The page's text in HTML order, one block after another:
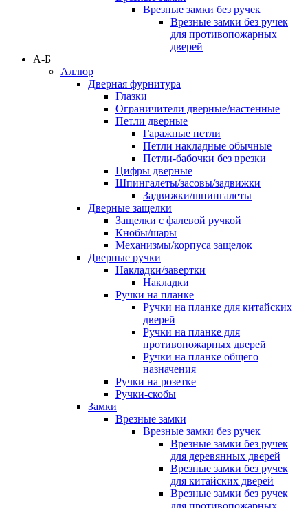
Врезные замки без ручек
Врезные замки без ручек
для противопожарных
дверей
А-Б
Аллюр
Дверная фурнитура
Глазки
Ограничители дверные/настенные
Петли дверные
Гаражные петли
Петли накладные обычные
Петли-бабочки без врезки
Цифры дверные
Шпингалеты/засовы/задвижки
Задвижки/шпингалеты
Дверные защелки
Защелки с фалевой ручкой
Кнобы/шары
Механизмы/корпуса защелок
Дверные ручки
Накладки/завертки
Накладки
Ручки на планке
Ручки на планке для китайских
дверей
Ручки на планке для
противопожарных дверей
Ручки на планке общего
назначения
Ручки на розетке
Ручки-скобы
Замки
Врезные замки
Врезные замки без ручек
Врезные замки без ручек
для деревянных дверей
Врезные замки без ручек
для китайских дверей
Врезные замки без ручек